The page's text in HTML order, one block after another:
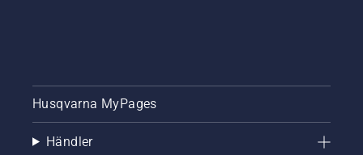
Husqvarna MyPages
Händler